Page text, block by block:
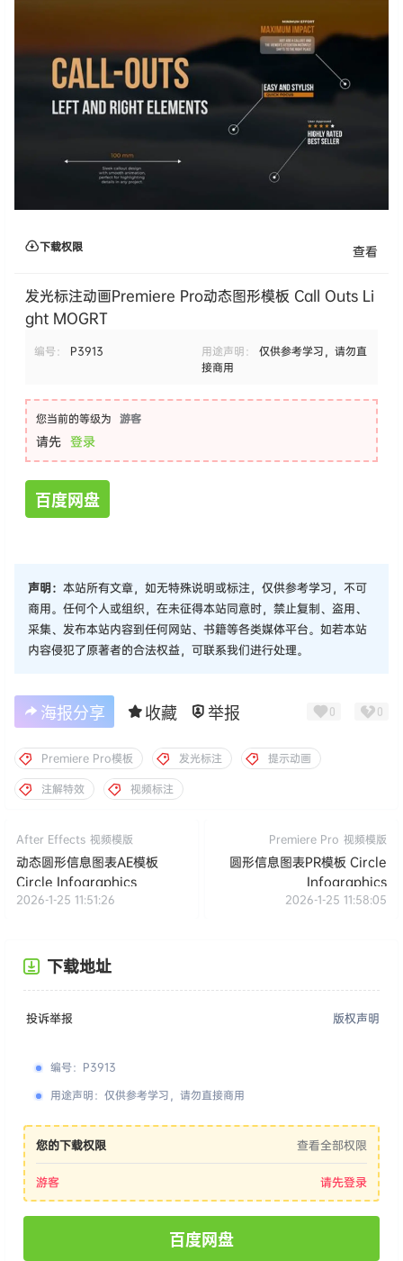
下载权限 查看
发光标注动画Premiere Pro动态图形模板 Call Outs Li
ght MOGRT
编号： P3913 用途声明：
仅供参考学习，请勿直
接商用
您当前的等级为 游客
请先 登录
百度网盘
声明： 本站所有文章，如无特殊说明或标注，仅供参考学习，不可
商用。任何个人或组织，在未征得本站同意时，禁止复制、盗用、
采集、发布本站内容到任何网站、书籍等各类媒体平台。如若本站
内容侵犯了原著者的合法权益，可联系我们进行处理。
海报分享 收藏 举报 0 0
Premiere Pro模板 发光标注
提示动画
注解特效
视频标注
After Effects 视频模版
动态圆形信息图表AE模板
Circle Infographics
2026-1-25 11:51:26
Premiere Pro 视频模版
圆形信息图表PR模板 Circle
Infographics
2026-1-25 11:58:05
下载地址
投诉举报 版权声明
编号： P3913
用途声明： 仅供参考学习，请勿直接商用
您的下载权限 查看全部权限
游客 请先登录
百度网盘